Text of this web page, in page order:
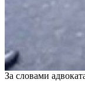
За словами